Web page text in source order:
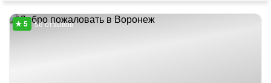
56 отзывов